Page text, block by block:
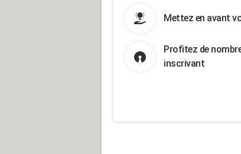
Mettez en avant
Profitez de
inscrivant